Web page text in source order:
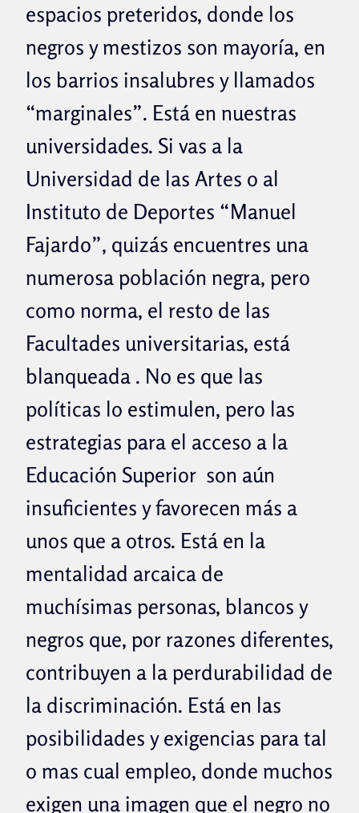
espacios preteridos, donde los
negros y mestizos son mayoría, en
los barrios insalubres y llamados
“marginales”. Está en nuestras
universidades. Si vas a la
Universidad de las Artes o al
Instituto de Deportes “Manuel
Fajardo”, quizás encuentres una
numerosa población negra, pero
como norma, el resto de las
Facultades universitarias, está
blanqueada . No es que las
políticas lo estimulen, pero las
estrategias para el acceso a la
Educación Superior son aún
insuficientes y favorecen más a
unos que a otros. Está en la
mentalidad arcaica de
muchísimas personas, blancos y
negros que, por razones diferentes,
contribuyen a la perdurabilidad de
la discriminación. Está en las
posibilidades y exigencias para tal
o mas cual empleo, donde muchos
exigen una imagen que el negro no